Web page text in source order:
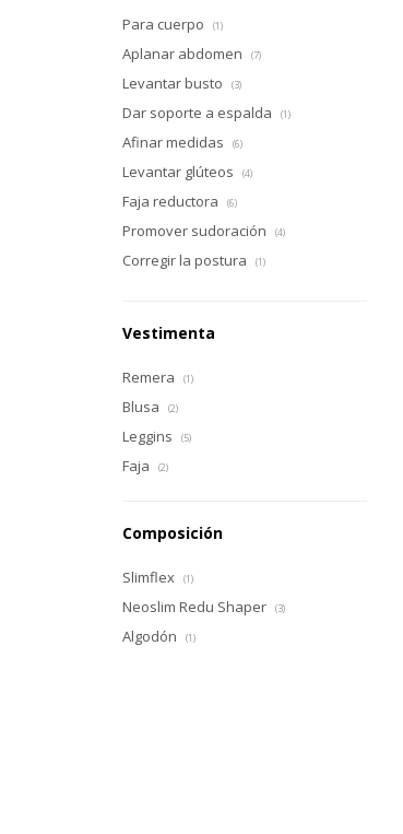
Para cuerpo (1)
Aplanar abdomen (7)
Levantar busto (3)
Dar soporte a espalda (1)
Afinar medidas (6)
Levantar glúteos (4)
Faja reductora (6)
Promover sudoración (4)
Corregir la postura (1)
Vestimenta
Remera (1)
Blusa (2)
Leggins (5)
Faja (2)
Composición
Slimflex (1)
Neoslim Redu Shaper (3)
Algodón (1)